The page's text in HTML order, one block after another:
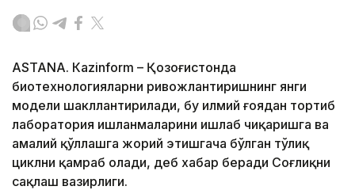
ASTANА. Кazinform – Қозоғистонда
биотехнологияларни ривожлантиришнинг янги
модели шакллантирилади, бу илмий ғоядан тортиб
лаборатория ишланмаларини ишлаб чиқаришга ва
амалий қўллашга жорий этишгача бўлган тўлиқ
циклни қамраб олади, деб хабар беради Соғлиқни
сақлаш вазирлиги.